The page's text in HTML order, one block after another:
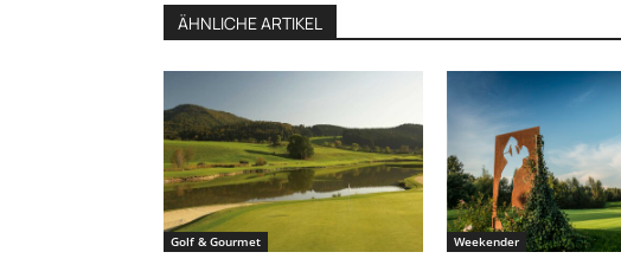
ÄHNLICHE ARTIKEL
Golf & Gourmet Weekender